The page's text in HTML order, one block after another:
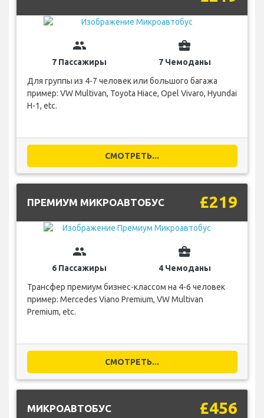
group
7 Пассажиры
business_center
7 Чемоданы
Для группы из 4-7 человек или большого багажа
пример: VW Multivan, Toyota Hiace, Opel Vivaro, Hyundai
H-1, etc.
СМОТРЕТЬ...
ПРЕМИУМ МИКРОАВТОБУС £219
group
6 Пассажиры
business_center
4 Чемоданы
Трансфер премиум бизнес-классом на 4-6 человек
пример: Mercedes Viano Premium, VW Multivan
Premium, etc.
СМОТРЕТЬ...
МИКРОАВТОБУС £456